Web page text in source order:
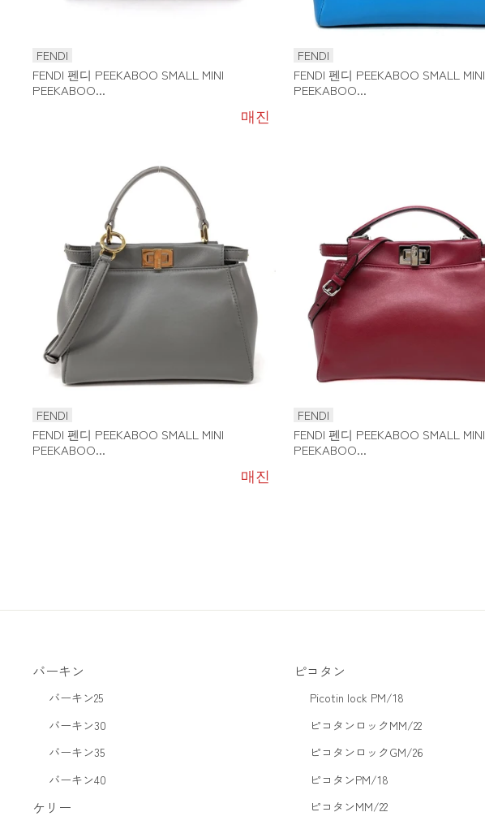
FENDI
FENDI 펜디 PEEKABOO SMALL MINI
PEEKABOO...
매진
FENDI
FENDI 펜디 PEEKABOO SMALL MINI
PEEKABOO...
FENDI
FENDI 펜디 PEEKABOO SMALL MINI
PEEKABOO...
매진
FENDI
FENDI 펜디 PEEKABOO SMALL MINI
PEEKABOO...
バーキン
バーキン25
バーキン30
バーキン35
バーキン40
ケリー
ピコタン
Picotin lock PM/18
ピコタンロックMM/22
ピコタンロックGM/26
ピコタンPM/18
ピコタンMM/22